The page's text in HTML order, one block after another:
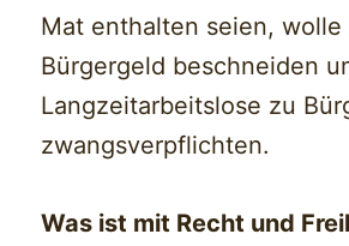
Mat enthalten seien, wolle
Bürgergeld beschneiden
Langzeitarbeitslose zu
zwangsverpflichten.
Was ist mit Recht und